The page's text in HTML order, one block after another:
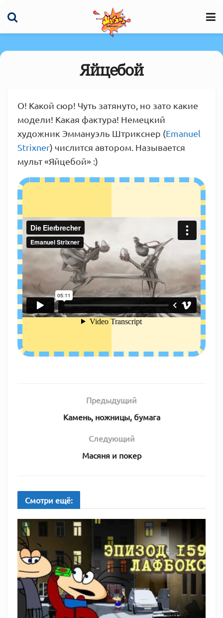
Яйцебой
О! Какой сюр! Чуть затянуто, но зато какие
модели! Какая фактура! Немецкий
художник Эммануэль Штрикснер (Emanuel
Strixner) числится автором. Называется
мульт «Яйцебой» :)
Предыдущий
Камень, ножницы, бумага
Следующий
Масяня и покер
Смотри ещё: